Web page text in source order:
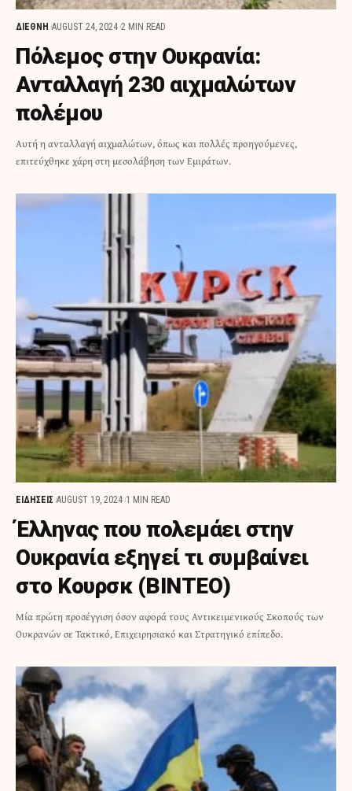
ΔΙΕΘΝΗ AUGUST 24, 2024 2 MIN READ
Πόλεμος στην Ουκρανία:
Ανταλλαγή 230 αιχμαλώτων
πολέμου
Αυτή η ανταλλαγή αιχμαλώτων, όπως και πολλές προηγούμενες,
επιτεύχθηκε χάρη στη μεσολάβηση των Εμιράτων.
ΕΙΔΗΣΕΙΣ AUGUST 19, 2024 1 MIN READ
Έλληνας που πολεμάει στην
Ουκρανία εξηγεί τι συμβαίνει
στο Κουρσκ (ΒΙΝΤΕΟ)
Μία πρώτη προσέγγιση όσον αφορά τους Αντικειμενικούς Σκοπούς των
Ουκρανών σε Τακτικό, Επιχειρησιακό και Στρατηγικό επίπεδο.